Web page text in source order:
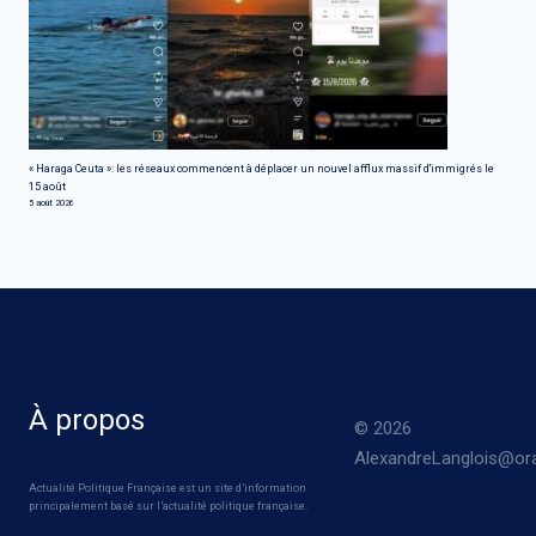
« Haraga Ceuta »: les réseaux commencent à déplacer un nouvel afflux massif d'immigrés le
15 août
5 août 2026
À propos
Actualité Politique Française est un site d’information
principalement basé sur l’actualité politique française.
© 2026